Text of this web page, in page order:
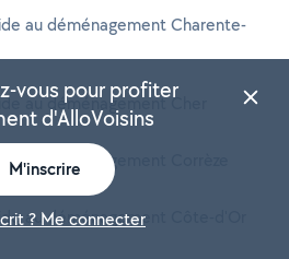
au déménagement Charente-
au déménagement Cher
au déménagement Corrèze
au déménagement Côte-d'Or
vous pour profiter
d'AlloVoisins
M'inscrire
? Me connecter